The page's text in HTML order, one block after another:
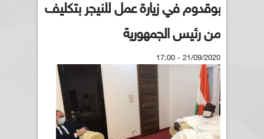
بوقدوم في زيارة عمل للنيجر بتكليف
من رئيس الجمهورية
21/09/2020 - 17:00